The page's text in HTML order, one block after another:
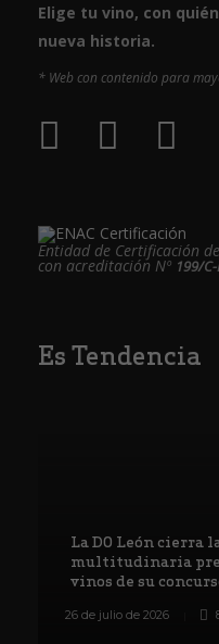
Elige tu vino, con
nueva historia.
* Web con contenido para
Entidad de Certificación
con acreditación Nº 199/
Es Tendencia
La DO León cierra
multitudinaria
vinos de su
26 de julio de 2026